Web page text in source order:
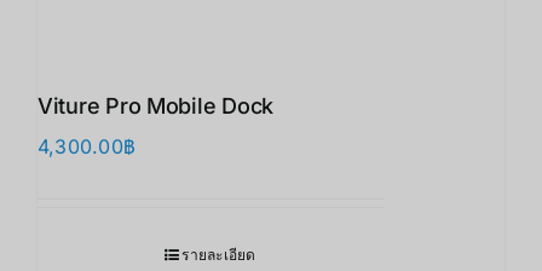
Viture Pro Mobile Dock
4,300.00฿
รายละเอียด